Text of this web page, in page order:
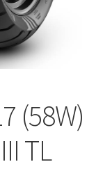
(58W)
TL